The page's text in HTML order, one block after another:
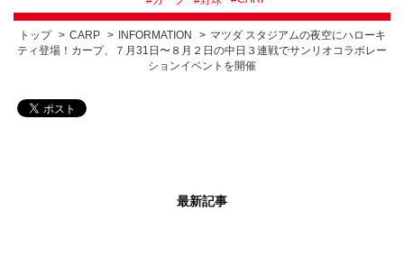
トップ CARP INFORMATION
マツダ スタジアムの夜空にハローキ
ティ登場！カープ、７月31日〜８月２日の中日３連戦でサンリオコラボレー
ションイベントを開催
最新記事